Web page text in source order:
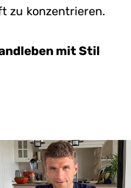
zu konzentrieren.
mit Stil